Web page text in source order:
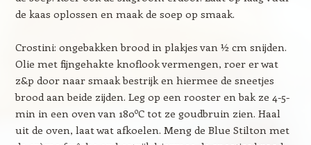
de kaas oplossen en maak de soep op smaak.
Crostini: ongebakken brood in plakjes van ½ cm snijden.
Olie met fijngehakte knoflook vermengen, roer er wat
z&p door naar smaak bestrijk en hiermee de sneetjes
brood aan beide zijden. Leg op een rooster en bak ze 4-5-
min in een oven van 180oC tot ze goudbruin zien. Haal
uit de oven, laat wat afkoelen. Meng de Blue Stilton met